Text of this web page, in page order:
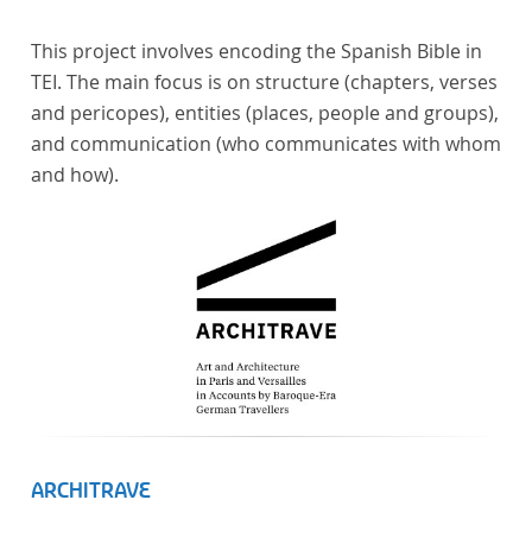
This project involves encoding the Spanish Bible in
TEI. The main focus is on structure (chapters, verses
and pericopes), entities (places, people and groups),
and communication (who communicates with whom
and how).
ARCHITRAVE